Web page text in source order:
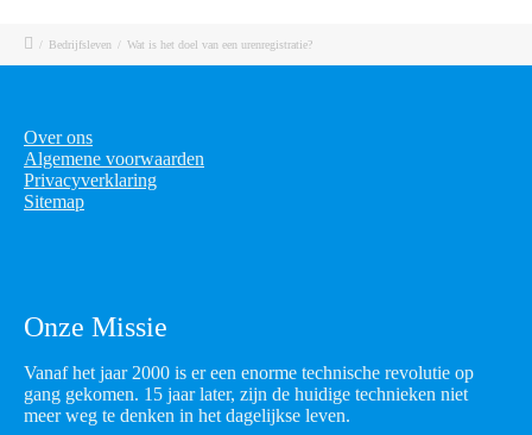
/ Bedrijfsleven / Wat is het doel van een urenregistratie?
Over ons
Algemene voorwaarden
Privacyverklaring
Sitemap
Onze Missie
Vanaf het jaar 2000 is er een enorme technische revolutie op
gang gekomen. 15 jaar later, zijn de huidige technieken niet
meer weg te denken in het dagelijkse leven.